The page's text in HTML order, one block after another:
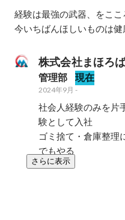
経験は最強の武器、をここ
今いちばんほしいものは健
株式会社まほろ
管理部 現在
2024年9月 -
社会人経験のみを片
験として入社
ゴミ捨て・倉庫整理
でもやる
さらに表示